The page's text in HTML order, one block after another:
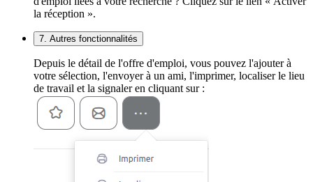
la réception ».
7. Autres fonctionnalités
Depuis le détail de l'offre d'emploi, vous pouvez l'ajouter à
votre sélection, l'envoyer à un ami, l'imprimer, localiser le lieu
de travail et la signaler en cliquant sur :